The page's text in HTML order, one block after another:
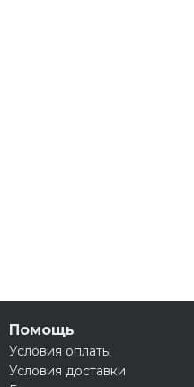
Помощь
Условия оплаты
Условия доставки